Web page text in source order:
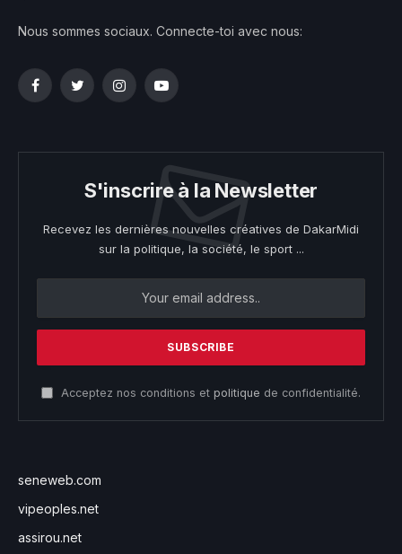
Nous sommes sociaux. Connecte-toi avec nous:
FacebookTwitterInstagramYouTube
S'inscrire à la Newsletter
Recevez les dernières nouvelles créatives de DakarMidi
sur la politique, la société, le sport ...
Acceptez nos conditions et politique de confidentialité.
seneweb.com
vipeoples.net
assirou.net